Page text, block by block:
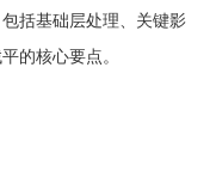
括基础层处理、关键影
的核心要点。